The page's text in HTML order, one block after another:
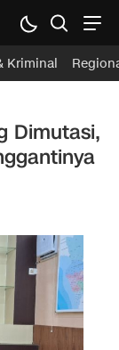
Kriminal
Dimutasi,